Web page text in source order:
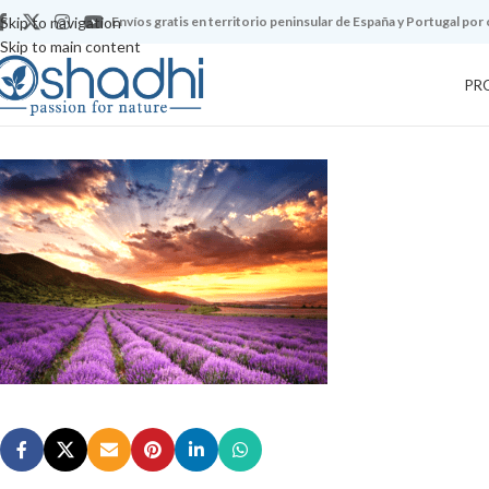
Skip to navigation
Skip to main content
Envíos gratis en territorio peninsular de España y Portugal por